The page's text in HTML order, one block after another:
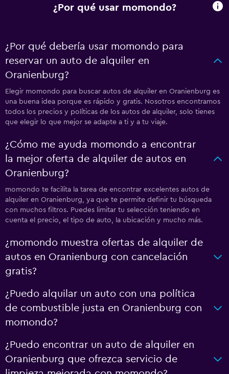
¿Por qué usar momondo?
¿Por qué debería usar momondo para
reservar un auto de alquiler en
Oranienburg?
Elegir momondo para buscar autos de alquiler en Oranienburg es
una buena idea porque es rápido y gratis. Nosotros encontramos
todos los precios y políticas de los autos de alquiler, solo tienes
que elegir lo que mejor se adapte a ti y a tu viaje.
¿Cómo me ayuda momondo a encontrar
la mejor oferta de alquiler de autos en
Oranienburg?
momondo te facilita la tarea de encontrar excelentes autos de
alquiler en Oranienburg, ya que te permite definir tu búsqueda
con muchos filtros. Puedes limitar tu selección teniendo en
cuenta el precio, el tipo de auto, la ubicación y mucho más.
¿momondo muestra ofertas de alquiler de
autos en Oranienburg con cancelación
gratis?
¿Puedo alquilar un auto con una política
de combustible justa en Oranienburg con
momondo?
¿Puedo encontrar un auto de alquiler en
Oranienburg que ofrezca servicio de